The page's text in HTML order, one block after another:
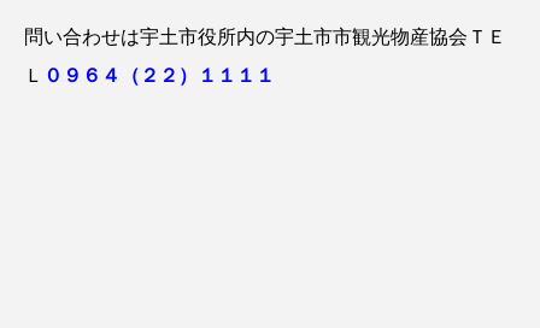
問い合わせは宇土市役所内の宇土市市観光物産協会ＴＥ
Ｌ ０９６４（２２）１１１１